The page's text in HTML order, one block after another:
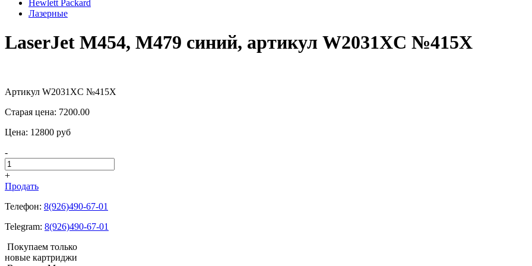
Hewlett Packard
Лазерные
LaserJet M454, M479 синий, артикул W2031XC №415X
Артикул W2031XC №415X
Старая цена: 7200.00
Цена: 12800 pуб
-
+
Продать
Телефон: 8(926)490-67-01
Telegram: 8(926)490-67-01
Покупаем только
новые картриджи